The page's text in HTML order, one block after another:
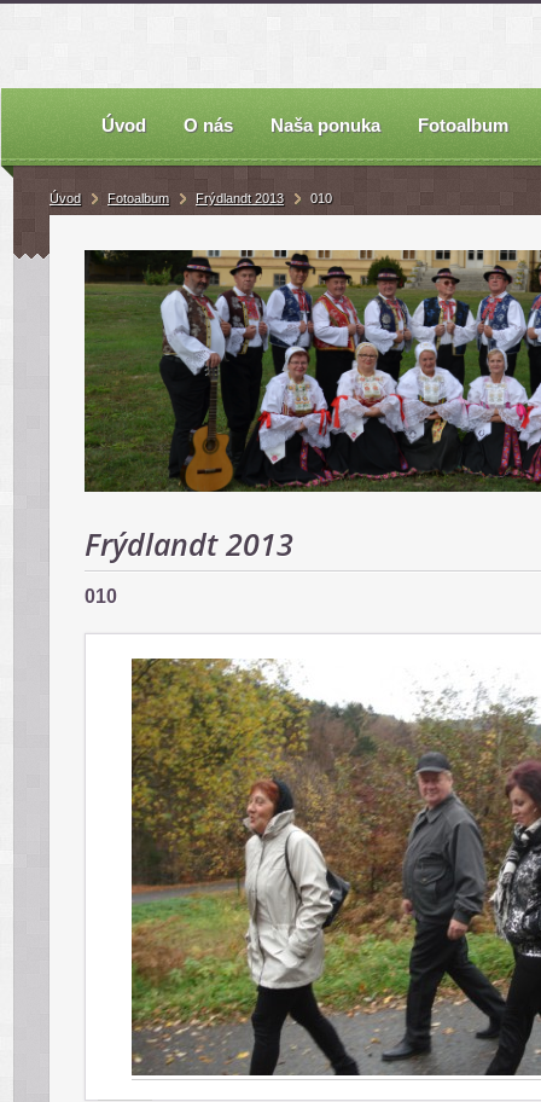
Úvod O nás Naša ponuka Fotoalbum
Úvod Fotoalbum Frýdlandt 2013 010
Frýdlandt 2013
010